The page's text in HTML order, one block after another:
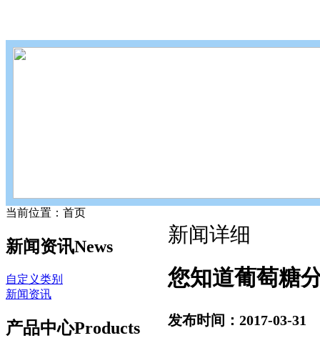
当前位置：首页
新闻资讯News
自定义类别
新闻资讯
产品中心Products
新闻详细
您知道葡萄糖
发布时间：2017-03-31